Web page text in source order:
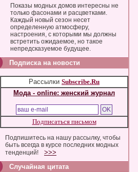
Показы модных домов интересны не
только фасонами и расцветками.
Каждый новый сезон несет
определенную атмосферу,
настроения, с которыми мы должны
встретить ожидаемое, но такое
непредсказуемое будущее.
Подписка на новости
Рассылки Subscribe.Ru
Мода - online: женский журнал
Подписаться письмом
Подпишитесь на нашу рассылку, чтобы
быть всегда в курсе последних модных
тенденций!
>>>
Случайная цитата